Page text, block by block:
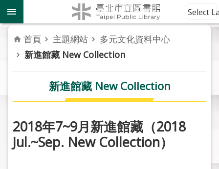
跳到主要內容區塊
到
館
資
訊
務
活
動
Select
首頁 主題網站
多元文化資料中心
新進館藏 New Collection
新進館藏 New Collection
2018年7~9月新進館藏（2018
Jul.~Sep. New Collection）